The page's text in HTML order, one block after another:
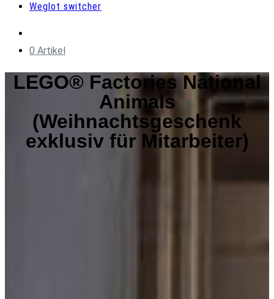
Weglot switcher
0 Artikel
LEGO® Factories National
Animals
(Weihnachtsgeschenk
exklusiv für Mitarbeiter)